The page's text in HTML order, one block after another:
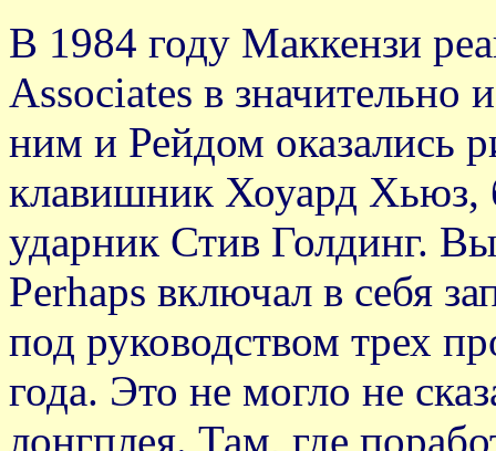
В 1984 году Маккензи
Associates в значительно
ним и Рейдом оказались
клавишник Хоуард Хьюз,
ударник Стив Голдинг.
Рerhaрs включал в себя
под руководством трех
года. Это не могло не
лонгплея. Там, где